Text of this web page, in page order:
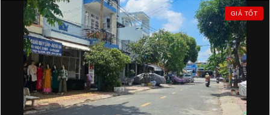
GIÁ TỐT